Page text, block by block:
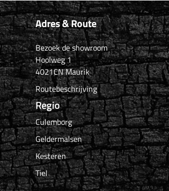
Adres & Route
Bezoek de showroom
Hoolweg 1
4021CN Maurik
Routebeschrijving
Regio
Culemborg
Geldermalsen
Kesteren
Tiel